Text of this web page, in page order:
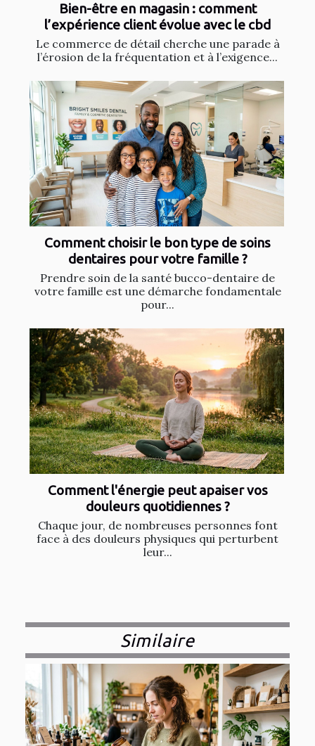
Bien-être en magasin : comment
l’expérience client évolue avec le cbd
Le commerce de détail cherche une parade à
l’érosion de la fréquentation et à l’exigence...
Comment choisir le bon type de soins
dentaires pour votre famille ?
Prendre soin de la santé bucco-dentaire de
votre famille est une démarche fondamentale
pour...
Comment l'énergie peut apaiser vos
douleurs quotidiennes ?
Chaque jour, de nombreuses personnes font
face à des douleurs physiques qui perturbent
leur...
Similaire